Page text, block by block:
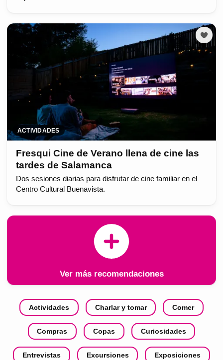
ACTIVIDADES
Fresqui Cine de Verano llena de cine las
tardes de Salamanca
Dos sesiones diarias para disfrutar de cine familiar en el
Centro Cultural Buenavista.
Ver más recomendaciones
Actividades Charlar y tomar Comer
Compras Copas Curiosidades
Entrevistas Excursiones Exposiciones